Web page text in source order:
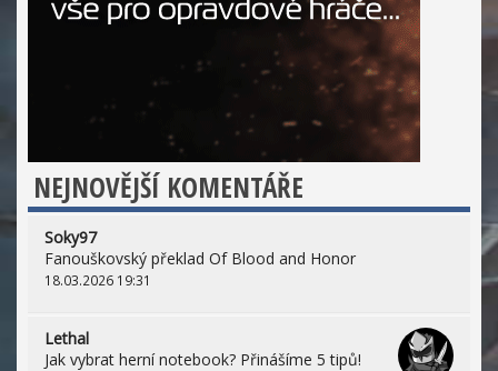
NEJNOVĚJŠÍ KOMENTÁŘE
Soky97
Fanouškovský překlad Of Blood and Honor
18.03.2026 19:31
Lethal
Jak vybrat herní notebook? Přinášíme 5 tipů!